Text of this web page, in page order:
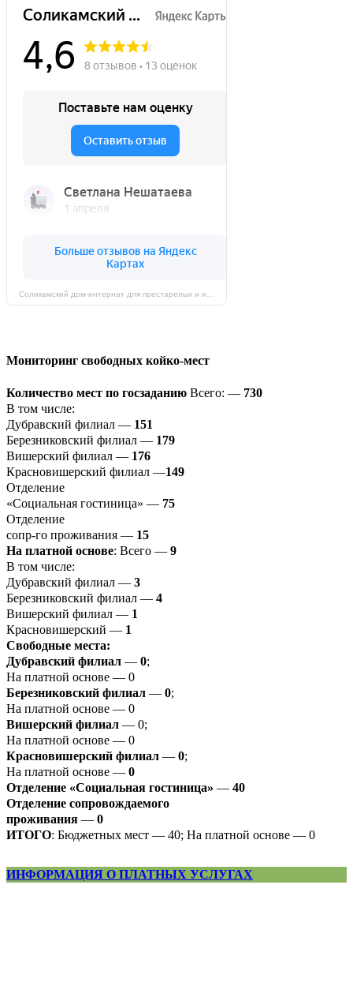
Мониторинг свободных койко-мест
Количество мест по госзаданию Всего: — 730
В том числе:
Дубравский филиал — 151
Березниковский филиал — 179
Вишерский филиал — 176
Красновишерский филиал —149
Отделение
«Социальная гостиница» — 75
Отделение
сопр-го проживания — 15
На платной основе: Всего — 9
В том числе:
Дубравский филиал — 3
Березниковский филиал — 4
Вишерский филиал — 1
Красновишерский — 1
Свободные места:
Дубравский филиал — 0;
На платной основе — 0
Березниковский филиал — 0;
На платной основе — 0
Вишерский филиал — 0;
На платной основе — 0
Красновишерский филиал — 0;
На платной основе — 0
Отделение «Социальная гостиница» — 40
Отделение сопровождаемого
проживания — 0
ИТОГО: Бюджетных мест — 40; На платной основе — 0
ИНФОРМАЦИЯ О ПЛАТНЫХ УСЛУГАХ